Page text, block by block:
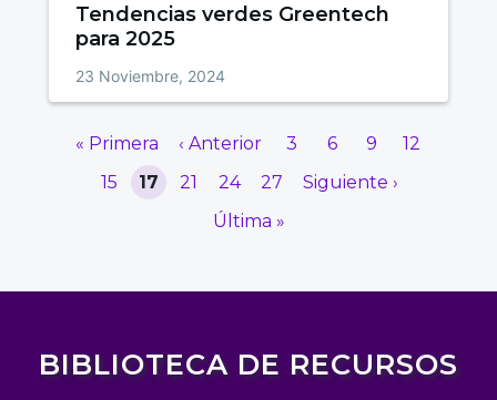
Tendencias verdes Greentech
para 2025
23 Noviembre, 2024
« Primera ‹ Anterior 3 6 9
12
15
17 21 24 27
Siguiente ›
Última »
BIBLIOTECA DE RECURSOS